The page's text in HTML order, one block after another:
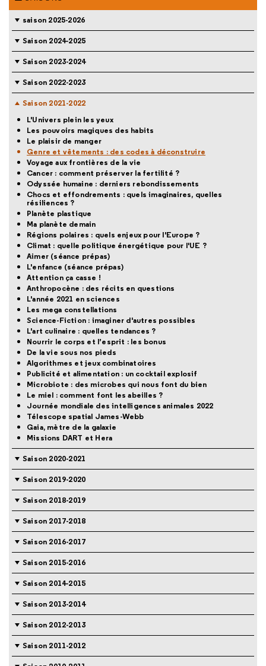
saison 2025-2026
Saison 2024-2025
Saison 2023-2024
Saison 2022-2023
Saison 2021-2022
L'Univers plein les yeux
Les pouvoirs magiques des habits
Le plaisir de manger
Genre et vêtements : des codes à déconstruire
Voyage aux frontières de la vie
Cancer : comment préserver la fertilité ?
Odyssée humaine : derniers rebondissements
Chocs et effondrements : quels imaginaires, quelles
résiliences ?
Planète plastique
Ma planète demain
Régions polaires : quels enjeux pour l'Europe ?
Climat : quelle politique énergétique pour l'UE ?
Aimer (séance prépas)
L'enfance (séance prépas)
Attention ça casse !
Anthropocène : des récits en questions
L'année 2021 en sciences
Les mega constellations
Science-Fiction : imaginer d'autres possibles
L'art culinaire : quelles tendances ?
Nourrir le corps et l’esprit : les bonus
De la vie sous nos pieds
Algorithmes et jeux combinatoires
Publicité et alimentation : un cocktail explosif
Microbiote : des microbes qui nous font du bien
Le miel : comment font les abeilles ?
Journée mondiale des intelligences animales 2022
Télescope spatial James-Webb
Gaia, mètre de la galaxie
Missions DART et Hera
Saison 2020-2021
Saison 2019-2020
Saison 2018-2019
Saison 2017-2018
Saison 2016-2017
Saison 2015-2016
Saison 2014-2015
Saison 2013-2014
Saison 2012-2013
Saison 2011-2012